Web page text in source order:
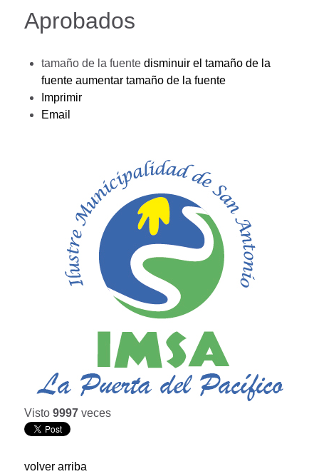
Aprobados
tamaño de la fuente disminuir el tamaño de la
fuente aumentar tamaño de la fuente
Imprimir
Email
Visto 9997 veces
volver arriba